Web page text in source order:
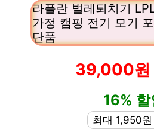
라플란 벌레퇴치기
가정 캠핑 전기 모기
단품
39,000원
16% 할
최대 1,950원